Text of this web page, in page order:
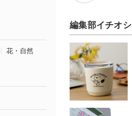
花・自然
編集部イチオシ